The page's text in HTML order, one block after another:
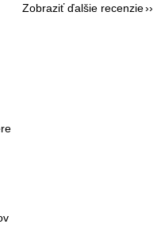
Zobraziť ďalšie recenzie